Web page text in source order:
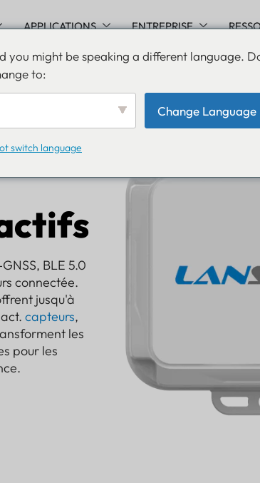
APPLICATIONS ENTREPRISE
BLE 5.0
connectée.
jusqu'à
capteurs,
les
pour les
you might be speaking a different language.
to:
Change Language
switch language